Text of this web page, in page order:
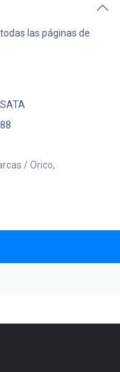
las páginas de
/ Orico,